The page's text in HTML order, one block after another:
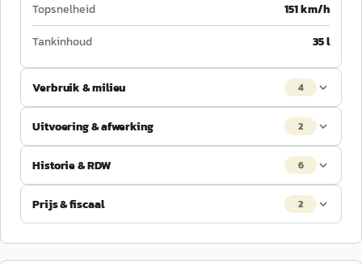
Topsnelheid
151 km/h
Tankinhoud
35 l
Verbruik & milieu 4
Uitvoering & afwerking 2
Historie & RDW 6
Prijs & fiscaal 2